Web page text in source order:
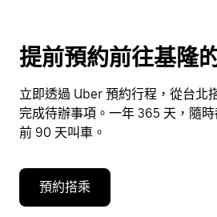
鍵
即
使
用
行
並
提前預約前往基隆
立即透過 Uber 預約行程，從台北
完成待辦事項。一年 365 天，隨
前 90 天叫車。
預約搭乘